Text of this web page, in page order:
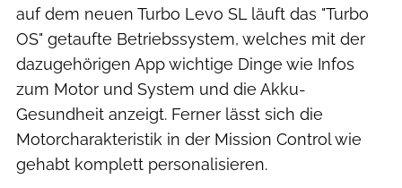
auf dem neuen Turbo Levo SL läuft das "Turbo
OS" getaufte Betriebssystem, welches mit der
dazugehörigen App wichtige Dinge wie Infos
zum Motor und System und die Akku-
Gesundheit anzeigt. Ferner lässt sich die
Motorcharakteristik in der Mission Control wie
gehabt komplett personalisieren.